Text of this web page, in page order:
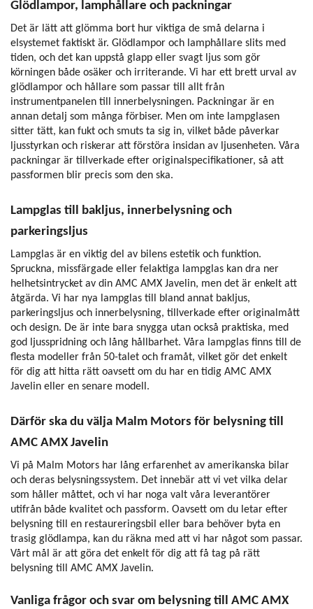
Glödlampor, lamphållare och packningar
Det är lätt att glömma bort hur viktiga de små delarna i
elsystemet faktiskt är. Glödlampor och lamphållare slits med
tiden, och det kan uppstå glapp eller svagt ljus som gör
körningen både osäker och irriterande. Vi har ett brett urval av
glödlampor och hållare som passar till allt från
instrumentpanelen till innerbelysningen. Packningar är en
annan detalj som många förbiser. Men om inte lampglasen
sitter tätt, kan fukt och smuts ta sig in, vilket både påverkar
ljusstyrkan och riskerar att förstöra insidan av ljusenheten. Våra
packningar är tillverkade efter originalspecifikationer, så att
passformen blir precis som den ska.
Lampglas till bakljus, innerbelysning och
parkeringsljus
Lampglas är en viktig del av bilens estetik och funktion.
Spruckna, missfärgade eller felaktiga lampglas kan dra ner
helhetsintrycket av din AMC AMX Javelin, men det är enkelt att
åtgärda. Vi har nya lampglas till bland annat bakljus,
parkeringsljus och innerbelysning, tillverkade efter originalmått
och design. De är inte bara snygga utan också praktiska, med
god ljusspridning och lång hållbarhet. Våra lampglas finns till de
flesta modeller från 50-talet och framåt, vilket gör det enkelt
för dig att hitta rätt oavsett om du har en tidig AMC AMX
Javelin eller en senare modell.
Därför ska du välja Malm Motors för belysning till
AMC AMX Javelin
Vi på Malm Motors har lång erfarenhet av amerikanska bilar
och deras belysningssystem. Det innebär att vi vet vilka delar
som håller måttet, och vi har noga valt våra leverantörer
utifrån både kvalitet och passform. Oavsett om du letar efter
belysning till en restaureringsbil eller bara behöver byta en
trasig glödlampa, kan du räkna med att vi har något som passar.
Vårt mål är att göra det enkelt för dig att få tag på rätt
belysning till AMC AMX Javelin.
Vanliga frågor och svar om belysning till AMC AMX